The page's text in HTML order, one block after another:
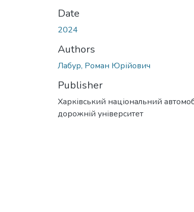
Date
2024
Authors
Лабур, Роман Юрійович
Publisher
Харківський національний
дорожній університет